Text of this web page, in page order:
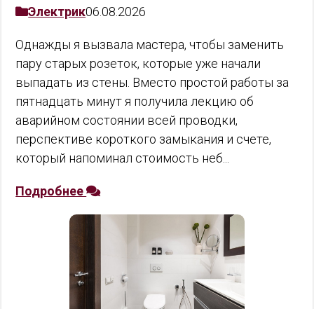
Электрик06.08.2026
Однажды я вызвала мастера, чтобы заменить
пару старых розеток, которые уже начали
выпадать из стены. Вместо простой работы за
пятнадцать минут я получила лекцию об
аварийном состоянии всей проводки,
перспективе короткого замыкания и счете,
который напоминал стоимость неб...
Подробнее